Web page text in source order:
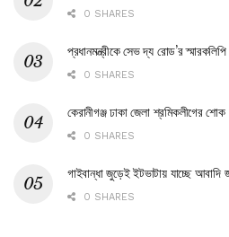
0 SHARES
প্রধানমন্ত্রীকে সেভ দ্য রোড’র স্মারকলিপি
0 SHARES
কেরানীগঞ্জ ঢাকা জেলা শ্রমিকলীগের
0 SHARES
গাইবান্ধা‌ জুড়েই ইটভাটায় যাচ্ছে আবা‌দি
0 SHARES